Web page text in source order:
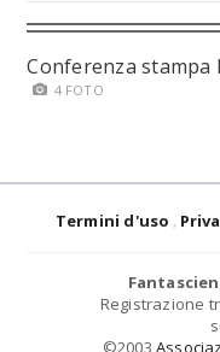
Conferenza stampa
4 FOTO
Termini d'uso
Registrazione
©2003